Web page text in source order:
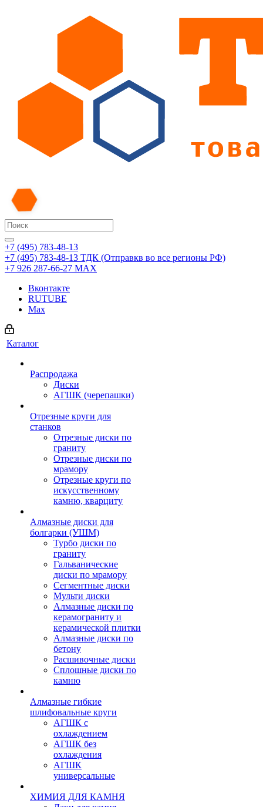
+7 (495) 783-48-13
+7 (495) 783-48-13 ТДК (Отправкв во все регионы РФ)
+7 926 287-66-27 МАХ
Вконтакте
RUTUBE
Max
Каталог
Распродажа
Диски
АГШК (черепашки)
Отрезные круги для
станков
Отрезные диски по
граниту
Отрезные диски по
мрамору
Отрезные круги по
искусственному
камню, кварциту
Алмазные диски для
болгарки (УШМ)
Турбо диски по
граниту
Гальванические
диски по мрамору
Сегментные диски
Мульти диски
Алмазные диски по
керамограниту и
керамической плитки
Алмазные диски по
бетону
Расшивочные диски
Сплошные диски по
камню
Алмазные гибкие
шлифовальные круги
АГШК с
охлаждением
АГШК без
охлаждения
АГШК
универсальные
ХИМИЯ ДЛЯ КАМНЯ